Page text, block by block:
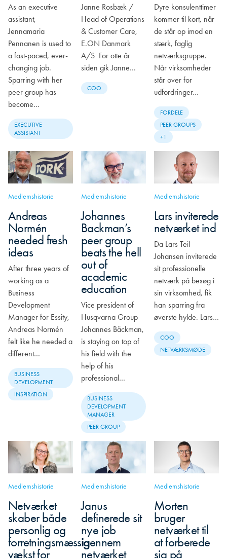
As an executive
assistant,
Jennamaria
Pennanen is used to
a fast-paced, ever-
changing job.
Sparring with her
peer group has
become…
EXECUTIVE
ASSISTANT
Janne Rosbæk /
Head of Operations
& Customer Care,
E.ON Danmark
A/S For otte år
siden gik Janne…
COO
Dyre konsulenttimer
kommer til kort, når
de står op imod en
stærk, faglig
netværksgruppe.
Når virksomheder
står over for
udfordringer…
FORDELE
PEER GROUPS
+1
Medlemshistorie
Andreas
Normén
needed fresh
ideas
After three years of
working as a
Business
Development
Manager for Essity,
Andreas Normén
felt like he needed a
different…
BUSINESS
DEVELOPMENT
INSPIRATION
Medlemshistorie
Johannes
Backman’s
peer group
beats the hell
out of
academic
education
Vice president of
Husqvarna Group
Johannes Bäckman,
is staying on top of
his field with the
help of his
professional…
BUSINESS
DEVELOPMENT
MANAGER
PEER GROUP
Medlemshistorie
Lars inviterede
netværket ind
Da Lars Teil
Johansen inviterede
sit professionelle
netværk på besøg i
sin virksomhed, fik
han sparring fra
øverste hylde. Lars…
COO
NETVÆRKSMØDE
Medlemshistorie
Netværket
skaber både
personlig og
forretningsmæssig
vækst for
Medlemshistorie
Janus
definerede sit
nye job
igennem
netværket
Medlemshistorie
Morten
bruger
netværket til
at forberede
sig på